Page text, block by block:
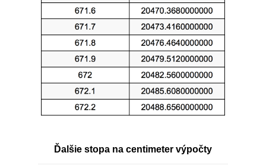
Ďalšie stopa na centimeter výpočty